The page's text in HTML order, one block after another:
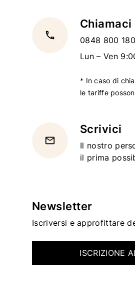
local_phone
Chiamaci
0848 800 180
Lun – Ven
* In caso di
le tariffe
email
Scrivici
Il nostro
il prima
Newsletter
Iscriversi e approfittare
ISCRIZIONE